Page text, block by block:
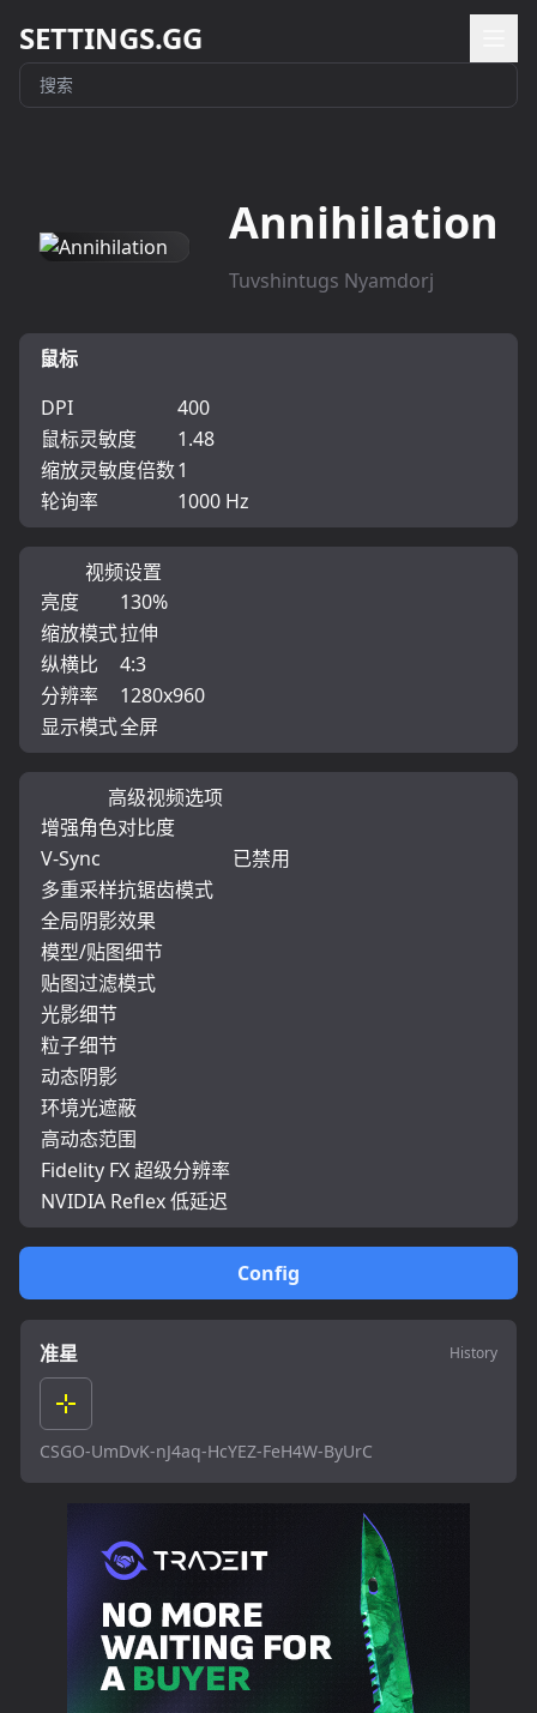
SETTINGS.GG
Annihilation
Tuvshintugs Nyamdorj
Config
准星 History
CSGO-UmDvK-nJ4aq-HcYEZ-FeH4W-ByUrC
鼠标
DPI
400
鼠标灵敏度
1.48
缩放灵敏度倍数1
轮询率
1000 Hz
视频设置
亮度
130%
缩放模式拉伸
纵横比
4:3
分辨率
1280x960
显示模式全屏
高级视频选项
增强角色对比度
V-Sync
已禁用
多重采样抗锯齿模式
全局阴影效果
模型/贴图细节
贴图过滤模式
光影细节
粒子细节
动态阴影
环境光遮蔽
高动态范围
Fidelity FX 超级分辨率
NVIDIA Reflex 低延迟